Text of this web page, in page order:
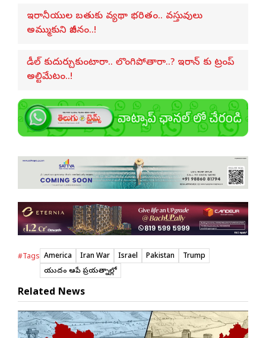
ఇరానీయుల బతుకు వ్యథా భరితం.. వస్తువులు
అమ్ముకుని జీవనం..!
డీల్ కుదుర్చుకుంటారా.. లొంగిపోతారా..? ఇరాన్ కు ట్రంప్
అల్టిమేటం..!
#Tags America Iran War Israel Pakistan
Trump
యుద్దం ఆపే ప్రయత్నాల్లో
Related News